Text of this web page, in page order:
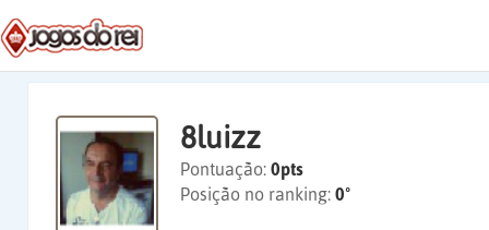
8luizz
Pontuação: 0pts
Posição no ranking: 0º